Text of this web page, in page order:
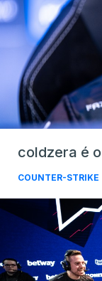
coldzera é
COUNTER-STRIKE